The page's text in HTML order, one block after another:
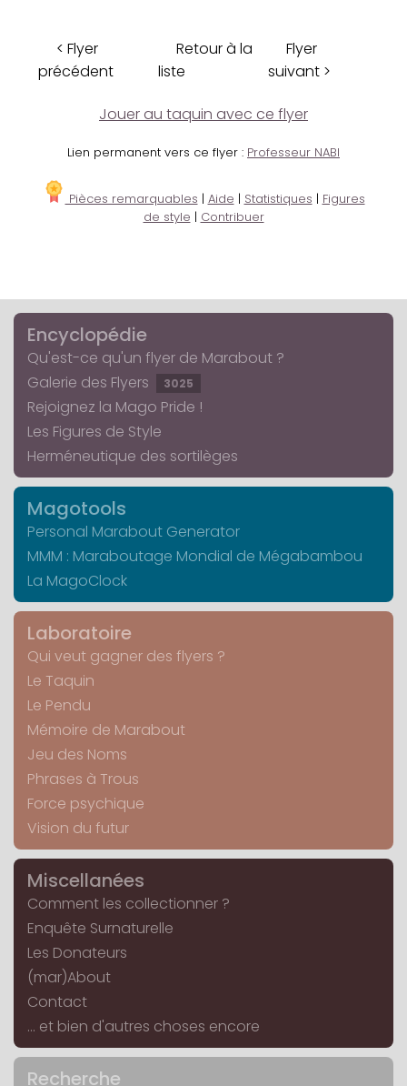
< Flyer
précédent
Retour à la
liste
Flyer
suivant >
Jouer au taquin avec ce flyer
Lien permanent vers ce flyer : Professeur NABI
Pièces remarquables | Aide | Statistiques | Figures
de style | Contribuer
Encyclopédie
Qu'est-ce qu'un flyer de Marabout ?
Galerie des Flyers
3025
Rejoignez la Mago Pride !
Les Figures de Style
Herméneutique des sortilèges
Magotools
Personal Marabout Generator
MMM : Maraboutage Mondial de Mégabambou
La MagoClock
Laboratoire
Qui veut gagner des flyers ?
Le Taquin
Le Pendu
Mémoire de Marabout
Jeu des Noms
Phrases à Trous
Force psychique
Vision du futur
Miscellanées
Comment les collectionner ?
Enquête Surnaturelle
Les Donateurs
(mar)About
Contact
... et bien d'autres choses encore
Recherche